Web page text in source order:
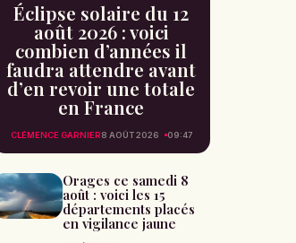
Éclipse solaire du 12
août 2026 : voici
combien d’années il
faudra attendre avant
d’en revoir une totale
en France
CLÉMENCE GARNIER8 AOÛT 2026 09:47
Orages ce samedi 8
août : voici les 15
départements placés
en vigilance jaune